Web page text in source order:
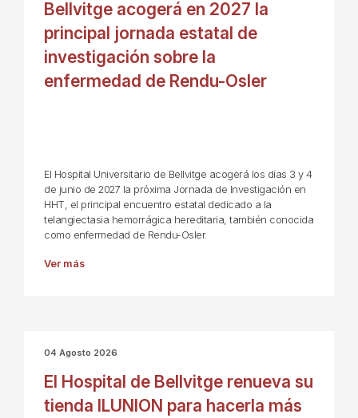
Bellvitge acogerá en 2027 la
principal jornada estatal de
investigación sobre la
enfermedad de Rendu-Osler
El Hospital Universitario de Bellvitge acogerá los días 3 y 4
de junio de 2027 la próxima Jornada de Investigación en
HHT, el principal encuentro estatal dedicado a la
telangiectasia hemorrágica hereditaria, también conocida
como enfermedad de Rendu-Osler.
Ver más
04 Agosto 2026
El Hospital de Bellvitge renueva su
tienda ILUNION para hacerla más